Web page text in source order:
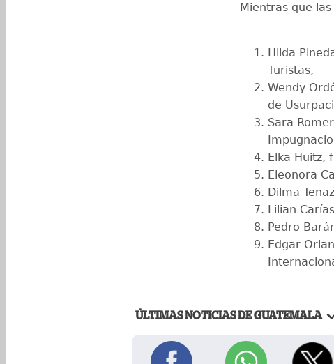
Mientras que
Hilda
Turistas,
Wendy
de
Sara
Elka Huitz,
Eleonora
Dilma
Lilian
Pedro
Edgar
ÚLTIMAS NOTICIAS DE GUATEMALA